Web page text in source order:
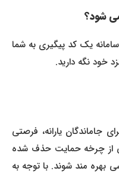
شود؟
یک کد پیگیری به شما
نگه دارید.
یارانه، فرصتی
از چرخه حمایت حذف شده
بهره مند شوند. با توجه به